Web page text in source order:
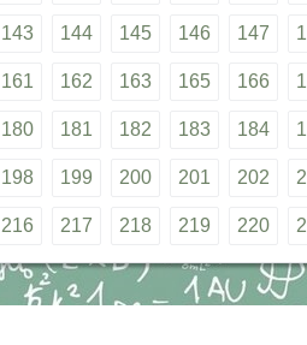
143 144 145 146 147
161 162 163 165 166
180 181 182 183 184
198 199 200 201 202
216 217 218 219 220